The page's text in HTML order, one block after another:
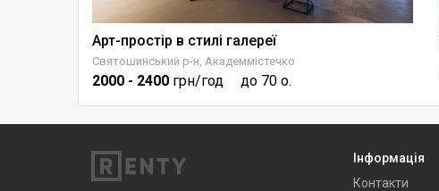
Арт-простір в стилі галереї
Святошинський р-н, Академмістечко
2000 - 2400 грн/год до 70 о.
Інформація
Контакти